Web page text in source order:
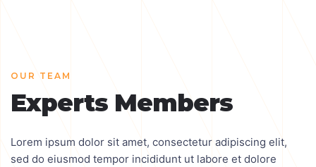
OUR TEAM
Experts Members
Lorem ipsum dolor sit amet, consectetur adipiscing elit,
sed do eiusmod tempor incididunt ut labore et dolore